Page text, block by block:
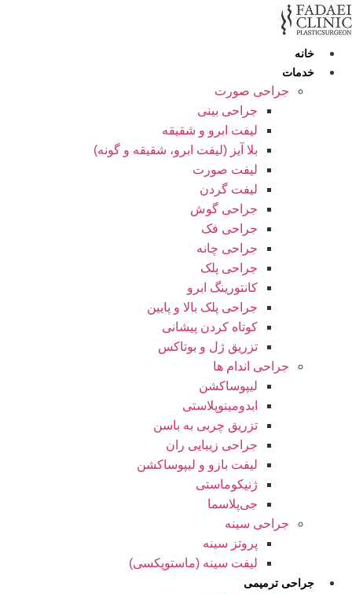
پرش
به
خانه
خدمات
جراحی صورت
جراحی بینی
لیفت ابرو و شقیقه
بلا آیز (لیفت ابرو، شقیقه و گونه)
لیفت صورت
لیفت گردن
جراحی گوش
جراحی فک
جراحی چانه
جراحی پلک
کانتورینگ ابرو
جراحی پلک بالا و پایین
کوتاه کردن پیشانی
تزریق ژل و بوتاکس
جراحی اندام ها
لیپوساکشن
ابدومینوپلاستی
تزریق چربی به باسن
جراحی زیبایی ران
لیفت بازو و لیپوساکشن
ژنیکوماستی
جی‌پلاسما
جراحی سینه
پروتز سینه
لیفت سینه (ماستوپکسی)
جراحی ترمیمی